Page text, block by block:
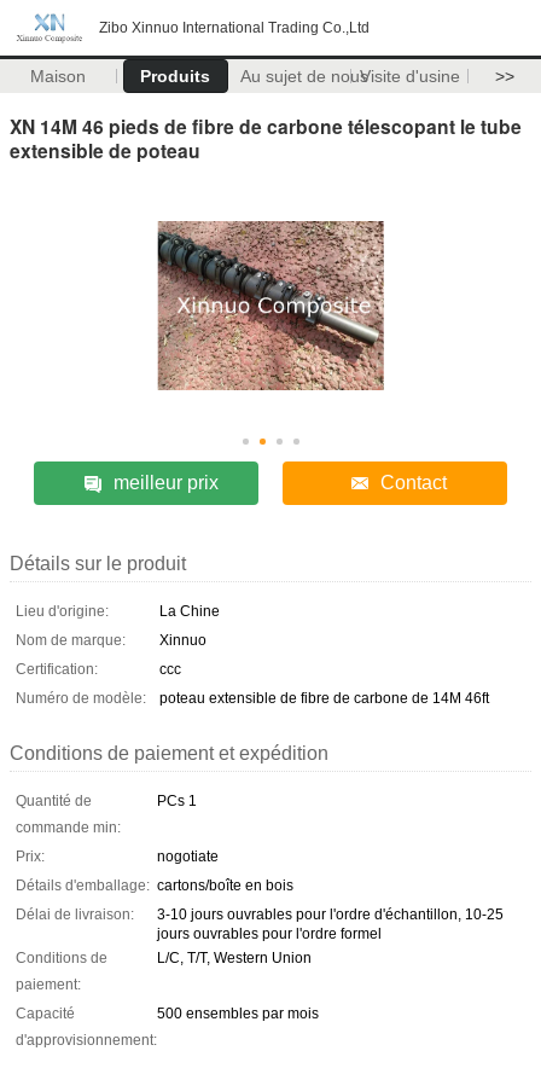
Zibo Xinnuo International Trading Co.,Ltd
Maison Produits Au sujet de nousVisite d'usine >>
XN 14M 46 pieds de fibre de carbone télescopant le tube
extensible de poteau
meilleur prix Contact
Détails sur le produit
Lieu d'origine:
La Chine
Nom de marque:
Xinnuo
Certification:
ccc
Numéro de modèle:
poteau extensible de fibre de carbone de 14M 46ft
Conditions de paiement et expédition
Quantité de
commande min:
PCs 1
Prix:
nogotiate
Détails d'emballage: cartons/boîte en bois
Délai de livraison:
3-10 jours ouvrables pour l'ordre d'échantillon, 10-25
jours ouvrables pour l'ordre formel
Conditions de
paiement:
L/C, T/T, Western Union
Capacité
d'approvisionnement:
500 ensembles par mois